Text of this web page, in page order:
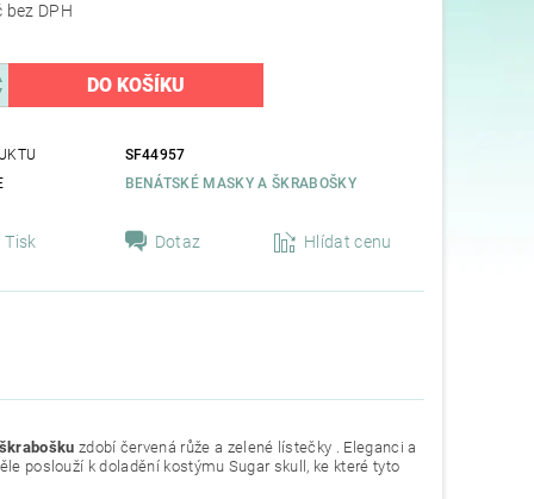
319,83 Kč bez DPH
SF44957
BENÁTSKÉ MASKY A ŠKRABOŠKY
Tisk Dotaz Hlídat cenu
zdobí červená růže a zelené lístečky . Eleganci a
poslouží k doladění kostýmu Sugar skull, ke které tyto